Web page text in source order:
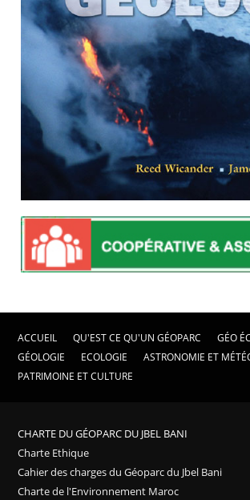
ACCUEIL QU'EST CE QU'UN GÉOPARC
GÉO
GÉOLOGIE
ECOLOGIE
ASTRONOMIE ET
PATRIMOINE ET CULTURE
CHARTE DU GÉOPARC DU JBEL BANI
Charte Ethique
Cahier des charges du Géoparc du Jbel Bani
Charte de l'Environnement Maroc